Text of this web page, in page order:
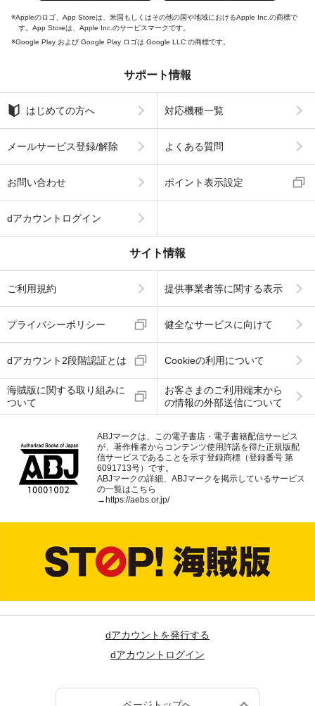
Appleのロゴ、App Storeは、米国もしくはその他の国や地域におけるApple Inc.の商標で
す。App Storeは、Apple Inc.のサービスマークです。
Google Play および Google Play ロゴは Google LLC の商標です。
サポート情報
はじめての方へ 対応機種一覧
メールサービス登録/解除 よくある質問
お問い合わせ ポイント表示設定
dアカウントログイン
サイト情報
ご利用規約 提供事業者等に関する表示
プライバシーポリシー 健全なサービスに向けて
dアカウント2段階認証とは Cookieの利用について
海賊版に関する取り組みに
ついて
お客さまのご利用端末から
の情報の外部送信について
ABJマークは、この電子書店・電子書籍配信サービス
が、著作権者からコンテンツ使用許諾を得た正規版配
信サービスであることを示す登録商標（登録番号 第
6091713号）です。
ABJマークの詳細、ABJマークを掲示しているサービス
の一覧はこちら
→ https://aebs.or.jp/
dアカウントを発行する
dアカウントログイン